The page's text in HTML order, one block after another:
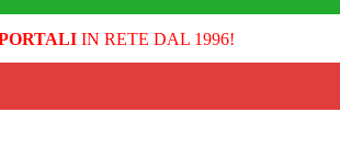
IN RETE DAL 1996!